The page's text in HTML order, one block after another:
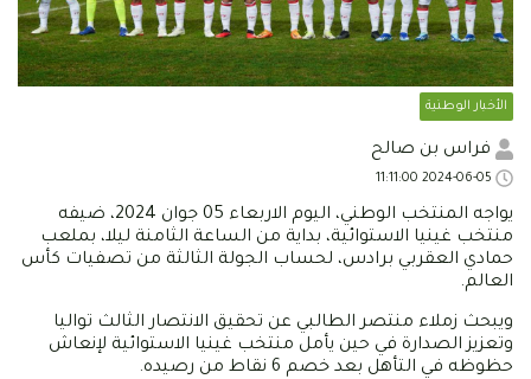
الأخبار الوطنية
فراس بن صالح
يواجه المنتخب الوطني، اليوم الاربعاء 05 جوان 2024، ضيفه
منتخب غينيا الاستوائية، بداية من الساعة الثامنة ليلا، بملعب
حمادي العقربي برادس، لحساب الجولة الثالثة من تصفيات كأس
العالم.
ويبحث زملاء منتصر الطالبي عن تحقيق الانتصار الثالث تواليا
وتعزيز الصدارة في حين يأمل منتخب غينيا الاستوائية لإنعاش
حظوظه في التأهل بعد خصم 6 نقاط من رصيده.